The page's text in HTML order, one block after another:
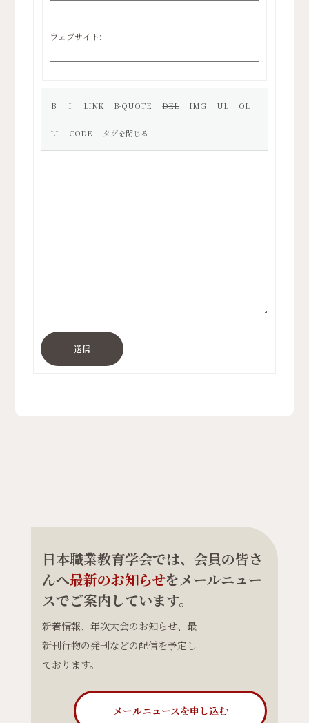
ウェブサイト:
送信
日本職業教育学会では、会員の皆さ
んへ最新のお知らせをメールニュー
スでご案内しています。
新着情報、年次大会のお知らせ、最
新刊行物の発刊などの配信を予定し
ております。
メールニュースを申し込む